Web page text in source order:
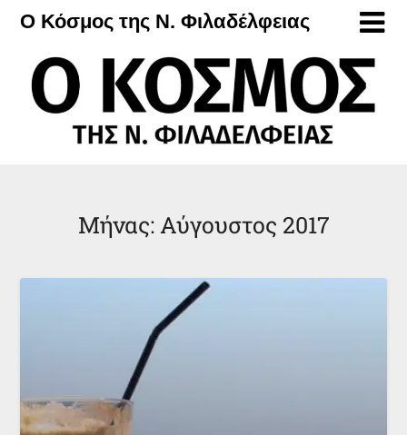
Μετάβαση
περιεχόμενο
Ο Κόσμος της Ν. Φιλαδέλφειας
Μήνας:Αύγουστος 2017